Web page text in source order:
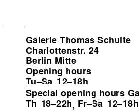
Galerie Thomas Schulte
Charlottenstr. 24
Berlin Mitte
Opening hours
Tu–Sa 12–18h
Special opening hours
Th 18–22h, Fr–Sa 12–18h